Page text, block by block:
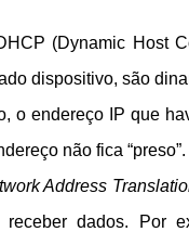
(Dynamic Host
dispositivo, são
o endereço IP que
não fica “preso”.
Address
dados. Por